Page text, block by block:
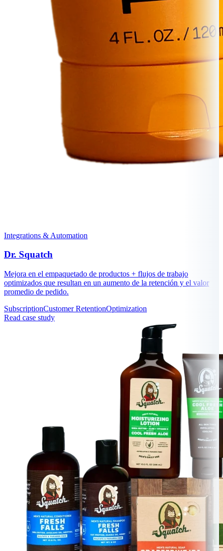
Integrations & Automation
Dr. Squatch
Mejora en el empaquetado de productos + flujos de trabajo
optimizados que resultan en un aumento de la retención y el valor
promedio de pedido.
SubscriptionCustomer RetentionOptimization
Read case study